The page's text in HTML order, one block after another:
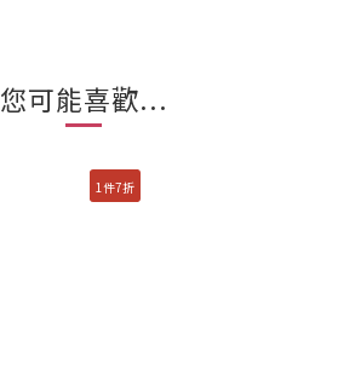
您可能喜歡...
1件7折